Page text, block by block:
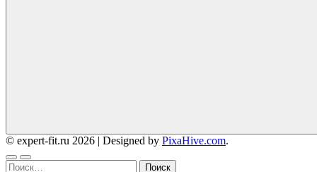
© expert-fit.ru 2026 | Designed by PixaHive.com.
Найти: